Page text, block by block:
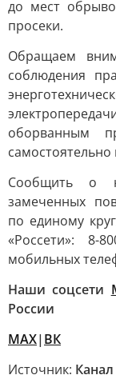
до мест
просеки.
Обращаем
соблюдения
оборванным
самостоятельно
Сообщить о
замеченных
по единому
«Россети»: 8-
мобильных
Наши соцсети
России
MAX| ВК
Источник: